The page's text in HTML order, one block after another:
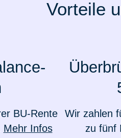
Vorteile
BU-Rente
Mehr Infos
Wir zahlen
zu fünf